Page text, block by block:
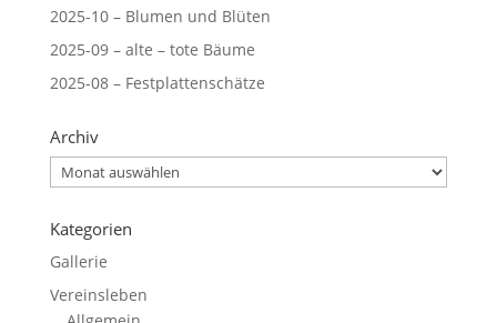
2025-10 – Blumen und Blüten
2025-09 – alte – tote Bäume
2025-08 – Festplattenschätze
Archiv
Archiv
Kategorien
Gallerie
Vereinsleben